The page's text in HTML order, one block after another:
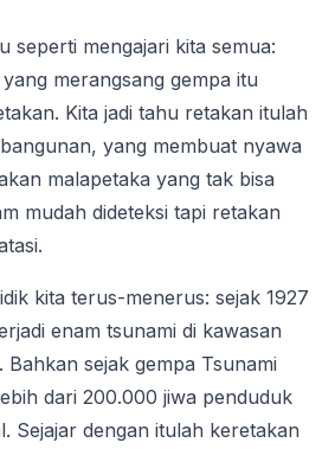
seperti mengajari kita semua:
merangsang gempa itu
Kita jadi tahu retakan itulah
yang membuat nyawa
malapetaka yang tak bisa
mudah dideteksi tapi retakan
kita terus-menerus: sejak 1927
enam tsunami di kawasan
Bahkan sejak gempa Tsunami
dari 200.000 jiwa penduduk
Sejajar dengan itulah keretakan